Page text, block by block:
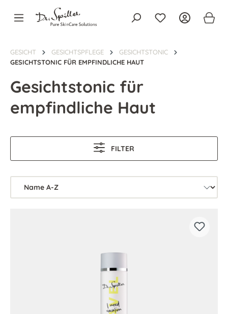
springen
GESICHT GESICHTSPFLEGE
GESICHTSTONIC
GESICHTSTONIC FÜR EMPFINDLICHE HAUT
Gesichtstonic für
empfindliche Haut
FILTER